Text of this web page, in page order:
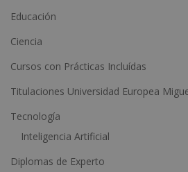
i
v
e
Educación
Ciencia
Cursos con Prácticas Incluídas
Titulaciones Universidad Europea
Tecnología
Inteligencia Artificial
Diplomas de Experto